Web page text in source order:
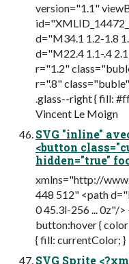
version="1.1"
d="M34.1 1.2-1.8
d="M22.4 1.1-.4
r="1.2"
r=".8"
.glass--right { fill:
Vincent Le Moign
SVG "inline"
<button
hidden="true"
xmlns="http://
448 512" <path
0 45.3l-256 ... 0z"/
button:hover {
{ fill: currentColor; }
SVG Sprite